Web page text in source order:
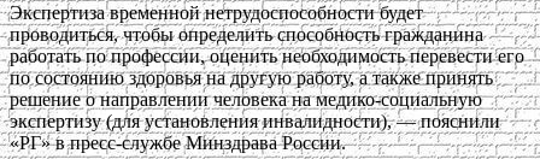
Экспертиза временной нетрудоспособности будет
проводиться, чтобы определить способность гражданина
работать по профессии, оценить необходимость перевести его
по состоянию здоровья на другую работу, а также принять
решение о направлении человека на медико-социальную
экспертизу (для установления инвалидности), — пояснили
«РГ» в пресс-службе Минздрава России.